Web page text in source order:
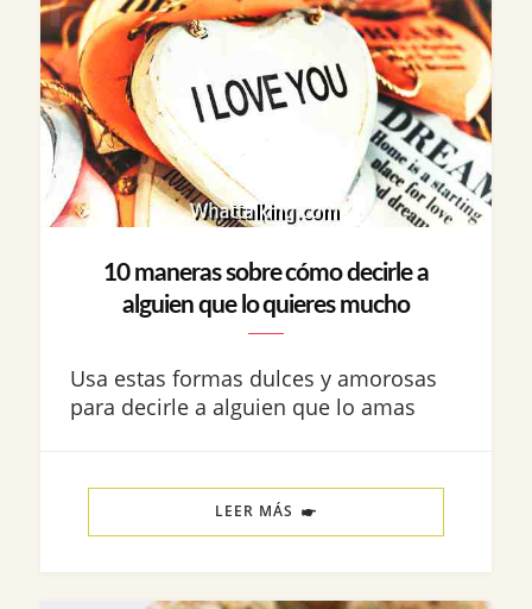
10 maneras sobre cómo decirle a
alguien que lo quieres mucho
Usa estas formas dulces y amorosas
para decirle a alguien que lo amas
LEER MÁS